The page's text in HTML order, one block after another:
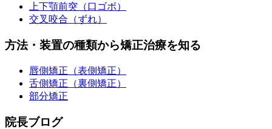
上下顎前突（口ゴボ）
交叉咬合（ずれ）
方法・装置の種類から矯正治療を知る
唇側矯正（表側矯正）
舌側矯正（裏側矯正）
部分矯正
院長ブログ